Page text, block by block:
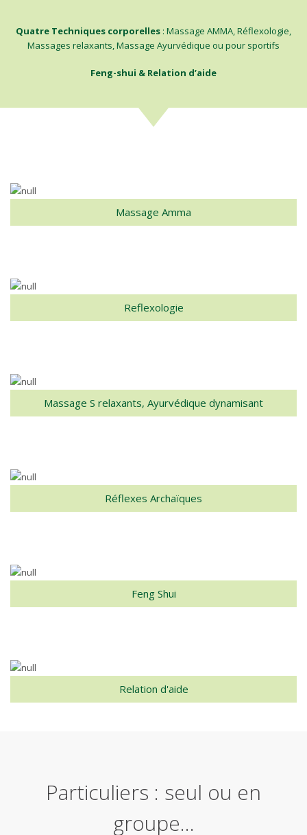
Quatre Techniques corporelles : Massage AMMA, Réflexologie,
Massages relaxants, Massage Ayurvédique ou pour sportifs
Feng-shui & Relation d’aide
Massage Amma
Reflexologie
Massage S relaxants, Ayurvédique dynamisant
Réflexes Archaïques
Feng Shui
Relation d'aide
Particuliers : seul ou en
groupe...